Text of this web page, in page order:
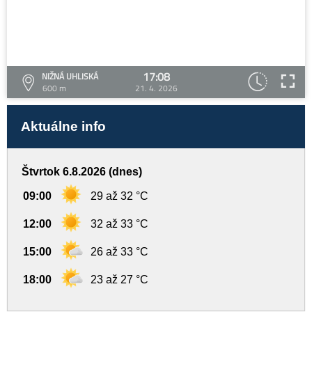
NIŽNÁ UHLISKÁ
600 m
17:08
21. 4. 2026
Aktuálne info
Štvrtok 6.8.2026 (dnes)
09:00 29 až 32 °C
12:00 32 až 33 °C
15:00 26 až 33 °C
18:00 23 až 27 °C